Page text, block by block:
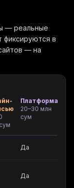
— реальные
фиксируются в
— на
Платформа
20–30 млн
сум
Да
Да